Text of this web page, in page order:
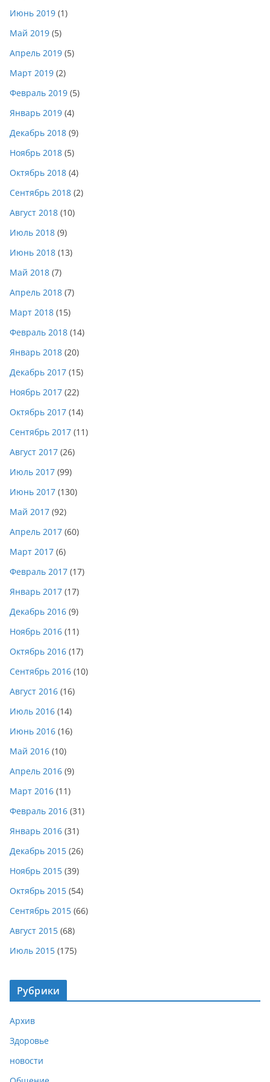
Июнь 2019 (1)
Май 2019 (5)
Апрель 2019 (5)
Март 2019 (2)
Февраль 2019 (5)
Январь 2019 (4)
Декабрь 2018 (9)
Ноябрь 2018 (5)
Октябрь 2018 (4)
Сентябрь 2018 (2)
Август 2018 (10)
Июль 2018 (9)
Июнь 2018 (13)
Май 2018 (7)
Апрель 2018 (7)
Март 2018 (15)
Февраль 2018 (14)
Январь 2018 (20)
Декабрь 2017 (15)
Ноябрь 2017 (22)
Октябрь 2017 (14)
Сентябрь 2017 (11)
Август 2017 (26)
Июль 2017 (99)
Июнь 2017 (130)
Май 2017 (92)
Апрель 2017 (60)
Март 2017 (6)
Февраль 2017 (17)
Январь 2017 (17)
Декабрь 2016 (9)
Ноябрь 2016 (11)
Октябрь 2016 (17)
Сентябрь 2016 (10)
Август 2016 (16)
Июль 2016 (14)
Июнь 2016 (16)
Май 2016 (10)
Апрель 2016 (9)
Март 2016 (11)
Февраль 2016 (31)
Январь 2016 (31)
Декабрь 2015 (26)
Ноябрь 2015 (39)
Октябрь 2015 (54)
Сентябрь 2015 (66)
Август 2015 (68)
Июль 2015 (175)
Рубрики
Архив
Здоровье
новости